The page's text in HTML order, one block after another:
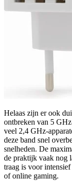
Helaas zijn er ook
ontbreken van 5
veel 2,4 GHz-
deze band snel
snelheden. De
de praktijk vaak nog
traag is voor
of online gaming.